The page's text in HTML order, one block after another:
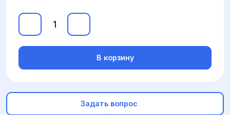
В корзину
Задать вопрос